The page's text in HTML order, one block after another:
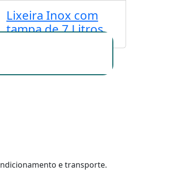
Lixeira Inox com
tampa de 7 Litros
e transporte.